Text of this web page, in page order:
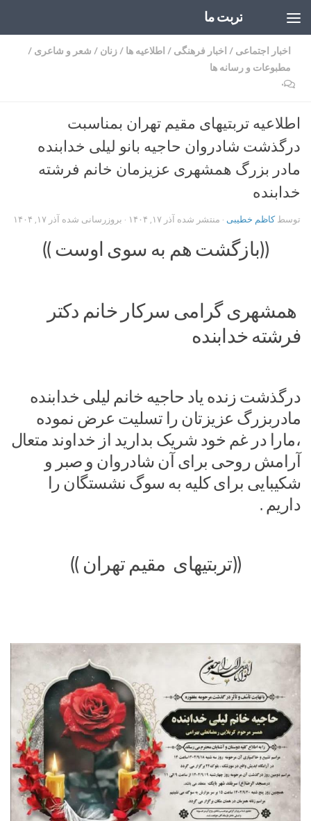
تربت ما
اخبار اجتماعی / اخبار فرهنگی / اطلاعیه ها /زنان / شعر و شاعری /
مطبوعات و رسانه ها
۰
اطلاعیه تربتیهای مقیم تهران بمناسبت
درگذشت شادروان حاجیه بانو لیلی خدابنده
مادر بزرگ همشهری عزیزمان خانم فرشته
خدابنده
توسطکاظم خطیبی · منتشر شده آذر ۱۷, ۱۴۰۴ · بروزرسانی شده آذر ۱۷, ۱۴۰۴
((بازگشت هم به سوی اوست ))
همشهری گرامی سرکار خانم دکتر
فرشته خدابنده
درگذشت زنده یاد حاجیه خانم لیلی خدابنده
مادربزرگ عزیزتان را تسلیت عرض نموده
،مارا در غم خود شریک بدارید از خداوند متعال
آرامش روحی برای آن شادروان و صبر و
شکیبایی برای کلیه به سوگ نشستگان را
داریم .
((تربتیهای مقیم تهران ))